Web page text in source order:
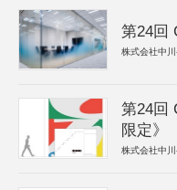
第24回
株式会社中
第24回
限定》
株式会社中